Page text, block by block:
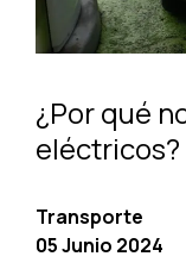
¿Por qué
eléctricos?
Transporte
05 Junio 2024